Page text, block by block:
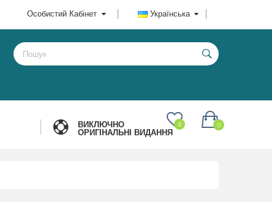
Українська
Особистий Кабінет
ВИКЛЮЧНО
ОРИГІНАЛЬНІ ВИДАННЯ
0
0